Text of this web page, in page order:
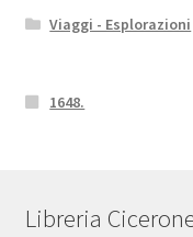
Viaggi - Esplorazioni
1648.
Libreria